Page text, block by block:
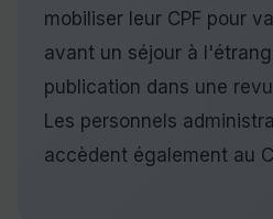
mobiliser leur CPF pour
avant un séjour à
publication dans une
Les personnels
accèdent également au